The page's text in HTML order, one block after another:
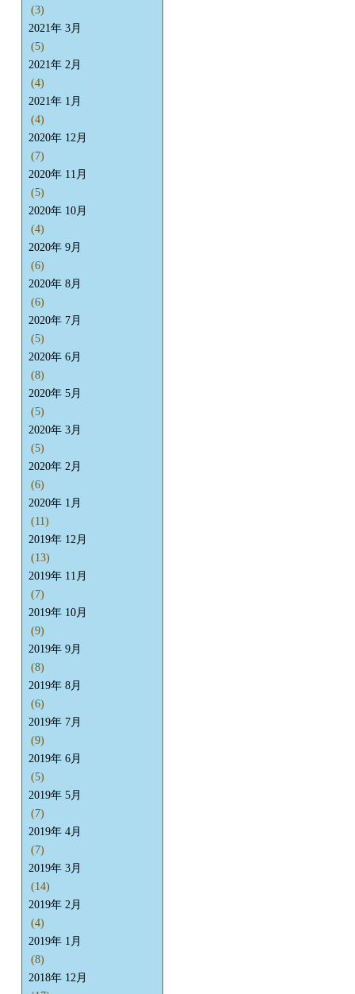
(3)
2021年 3月
(5)
2021年 2月
(4)
2021年 1月
(4)
2020年 12月
(7)
2020年 11月
(5)
2020年 10月
(4)
2020年 9月
(6)
2020年 8月
(6)
2020年 7月
(5)
2020年 6月
(8)
2020年 5月
(5)
2020年 3月
(5)
2020年 2月
(6)
2020年 1月
(11)
2019年 12月
(13)
2019年 11月
(7)
2019年 10月
(9)
2019年 9月
(8)
2019年 8月
(6)
2019年 7月
(9)
2019年 6月
(5)
2019年 5月
(7)
2019年 4月
(7)
2019年 3月
(14)
2019年 2月
(4)
2019年 1月
(8)
2018年 12月